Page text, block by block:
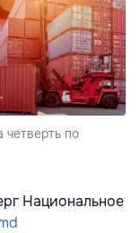
по
Национальное